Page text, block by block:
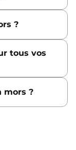
?
tous vos
mors ?